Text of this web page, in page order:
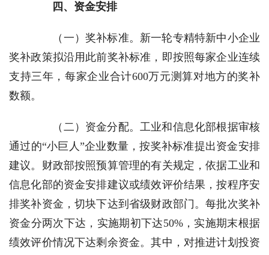
四、资金安排
（一）奖补标准。 新一轮专精特新中小企业
奖补政策拟沿用此前奖补标准，即按照每家企业连续
支持三年，每家企业合计600万元测算对地方的奖补
数额。
（二）资金分配。工业和信息化部根据审核
通过的“小巨人”企业数量，按奖补标准提出资金安排
建议。财政部按照预算管理的有关规定，依据工业和
信息化部的资金安排建议或绩效评价结果，按程序安
排奖补资金，切块下达到省级财政部门。每批次奖补
资金分两次下达，实施期初下达50%，实施期末根据
绩效评价情况下达剩余资金。其中，对推进计划投资